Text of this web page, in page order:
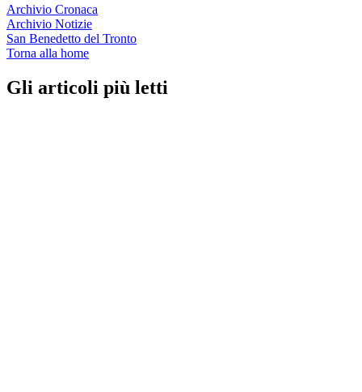
Archivio Cronaca
Archivio Notizie
San Benedetto del Tronto
Torna alla home
Gli articoli più letti